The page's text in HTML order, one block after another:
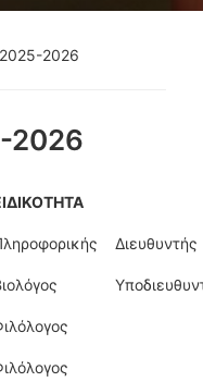
2026
2026
Διευθυντής